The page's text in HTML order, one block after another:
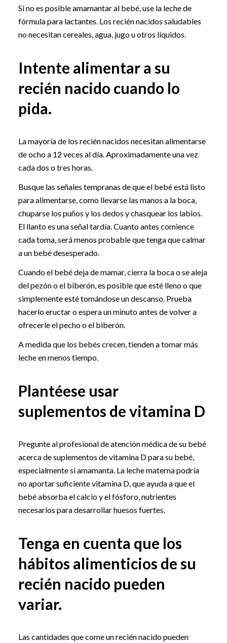
Si no es posible amamantar al bebé, use la leche de
fórmula para lactantes. Los recién nacidos saludables
no necesitan cereales, agua, jugo u otros líquidos.
Intente alimentar a su
recién nacido cuando lo
pida.
La mayoría de los recién nacidos necesitan alimentarse
de ocho a 12 veces al día. Aproximadamente una vez
cada dos o tres horas.
Busque las señales tempranas de que el bebé está listo
para alimentarse, como llevarse las manos a la boca,
chuparse los puños y los dedos y chasquear los labios.
El llanto es una señal tardía. Cuanto antes comience
cada toma, será menos probable que tenga que calmar
a un bebé desesperado.
Cuando el bebé deja de mamar, cierra la boca o se aleja
del pezón o el biberón, es posible que esté lleno o que
simplemente esté tomándose un descanso. Prueba
hacerlo eructar o espera un minuto antes de volver a
ofrecerle el pecho o el biberón.
A medida que los bebés crecen, tienden a tomar más
leche en menos tiempo.
Plantéese usar
suplementos de vitamina D
Pregunte al profesional de atención médica de su bebé
acerca de suplementos de vitamina D para su bebé,
especialmente si amamanta. La leche materna podría
no aportar suficiente vitamina D, que ayuda a que el
bebé absorba el calcio y el fósforo, nutrientes
necesarios para desarrollar huesos fuertes.
Tenga en cuenta que los
hábitos alimenticios de su
recién nacido pueden
variar.
Las cantidades que come un recién nacido pueden